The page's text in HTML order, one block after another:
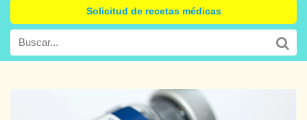
Solicitud de recetas médicas